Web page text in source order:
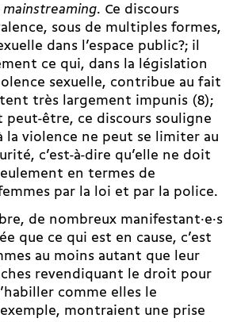
mainstreaming. Ce discours
sous de multiples formes,
dans l’espace public?; il
ce qui, dans la législation
sexuelle, contribue au fait
très largement impunis (8);
être, ce discours souligne
la violence ne peut se limiter au
c’est-à-dire qu’elle ne doit
en termes de
par la loi et par la police.
de nombreux ma­ni­fes­tant·e·s
que ce qui est en cause, c’est
au moins autant que leur
revendiquant le droit pour
comme elles le
montraient une prise